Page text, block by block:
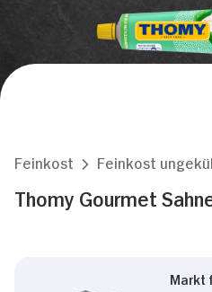
Feinkost Feinkost
Thomy Gourmet
Markt